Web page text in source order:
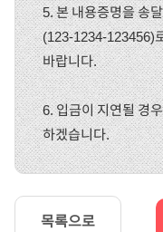
5. 본 내용증명을 송
(123-1234-123456)
바랍니다.
6. 입금이 지연될 경
하겠습니다.
목록으로